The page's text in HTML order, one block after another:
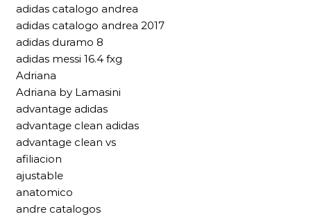
adidas catalogo andrea
adidas catalogo andrea 2017
adidas duramo 8
adidas messi 16.4 fxg
Adriana
Adriana by Lamasini
advantage adidas
advantage clean adidas
advantage clean vs
afiliacion
ajustable
anatomico
andre catalogos